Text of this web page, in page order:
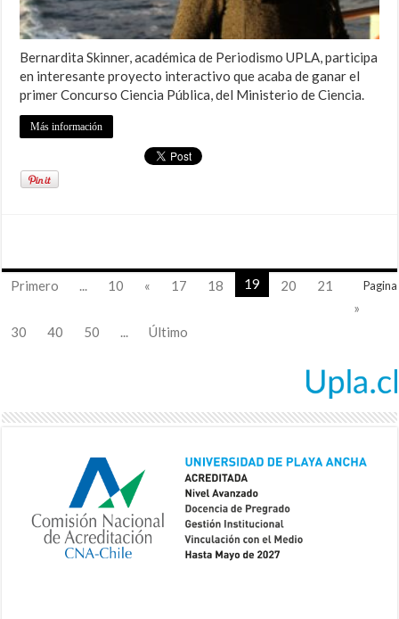
Bernardita Skinner, académica de Periodismo UPLA, participa
en interesante proyecto interactivo que acaba de ganar el
primer Concurso Ciencia Pública, del Ministerio de Ciencia.
Más información
Pagina
Primero ... 10 « 17 18 19 20
21
»
30
40 50 ... Último